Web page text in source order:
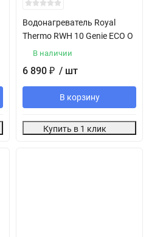
Водонагреватель Royal
Thermo RWH 10 Genie ECO O
В наличии
6 890 ₽ / шт
В корзину
Купить в 1 клик